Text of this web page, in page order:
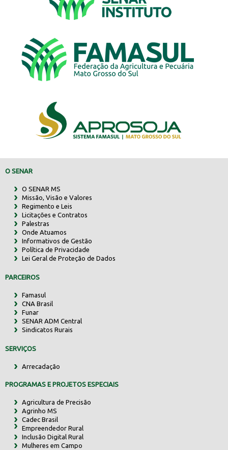
O SENAR
O SENAR MS
Missão, Visão e Valores
Regimento e Leis
Licitações e Contratos
Palestras
Onde Atuamos
Informativos de Gestão
Política de Privacidade
Lei Geral de Proteção de Dados
PARCEIROS
Famasul
CNA Brasil
Funar
SENAR ADM Central
Sindicatos Rurais
SERVIÇOS
Arrecadação
PROGRAMAS E PROJETOS ESPECIAIS
Agricultura de Precisão
Agrinho MS
Cadec Brasil
Empreendedor Rural
Inclusão Digital Rural
Mulheres em Campo